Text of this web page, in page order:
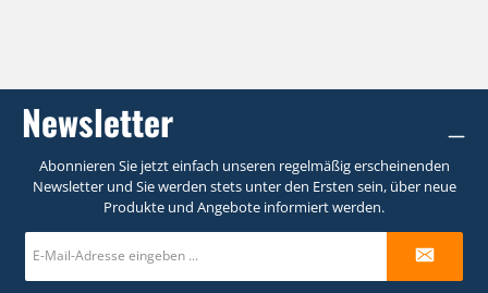
Newsletter
Abonnieren Sie jetzt einfach unseren regelmäßig erscheinenden
Newsletter und Sie werden stets unter den Ersten sein, über neue
Produkte und Angebote informiert werden.
E-
Mail-